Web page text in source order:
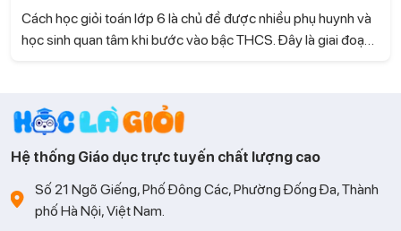
Cách học giỏi toán lớp 6 là chủ đề được nhiều phụ huynh và
học sinh quan tâm khi bước vào bậc THCS. Đây là giai đoạn
là Giỏi tìm hiểu những phương pháp học hiệu quả giúp con
tiếp thu nhanh và học Toán tự tin hơn.
Hệ thống Giáo dục trực tuyến chất lượng cao
Số 21 Ngõ Giếng, Phố Đông Các, Phường Đống Đa, Thành
phố Hà Nội, Việt Nam.